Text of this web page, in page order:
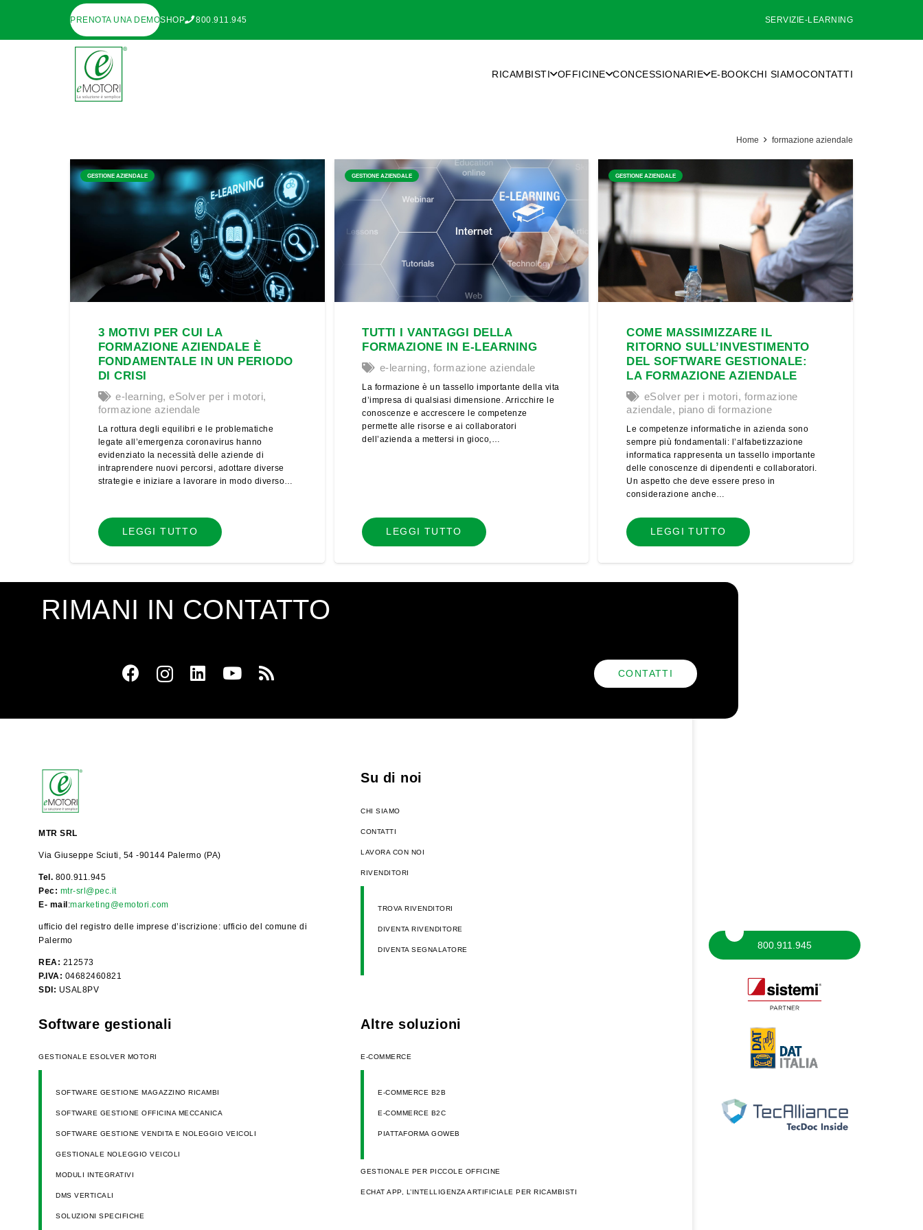
PRENOTA UNA DEMOSHOP 800.911.945 SERVIZI E-LEARNING
RICAMBISTI OFFICINE CONCESSIONARIE E-BOOKCHI SIAMOCONTATTI
Home formazione aziendale
GESTIONE AZIENDALE
3 MOTIVI PER CUI LA
FORMAZIONE AZIENDALE È
FONDAMENTALE IN UN PERIODO
DI CRISI
e-learning,eSolver per i motori,
formazione aziendale
La rottura degli equilibri e le problematiche
legate all’emergenza coronavirus hanno
evidenziato la necessità delle aziende di
intraprendere nuovi percorsi, adottare diverse
strategie e iniziare a lavorare in modo diverso…
LEGGI TUTTO
GESTIONE AZIENDALE
TUTTI I VANTAGGI DELLA
FORMAZIONE IN E-LEARNING
e-learning, formazione aziendale
La formazione è un tassello importante della vita
d’impresa di qualsiasi dimensione. Arricchire le
conoscenze e accrescere le competenze
permette alle risorse e ai collaboratori
dell’azienda a mettersi in gioco,…
LEGGI TUTTO
GESTIONE AZIENDALE
COME MASSIMIZZARE IL
RITORNO SULL’INVESTIMENTO
DEL SOFTWARE GESTIONALE:
LA FORMAZIONE AZIENDALE
eSolver per i motori, formazione
aziendale, piano di formazione
Le competenze informatiche in azienda sono
sempre più fondamentali: l’alfabetizzazione
informatica rappresenta un tassello importante
delle conoscenze di dipendenti e collaboratori.
Un aspetto che deve essere preso in
considerazione anche…
LEGGI TUTTO
RIMANI IN CONTATTO
CONTATTI
MTR SRL
Via Giuseppe Sciuti, 54 -90144 Palermo (PA)
Tel. 800.911.945
Pec: mtr-srl@pec.it
E- mail:marketing@emotori.com
ufficio del registro delle imprese d’iscrizione: ufficio del comune di
Palermo
REA: 212573
P.IVA: 04682460821
SDI: USAL8PV
Su di noi
CHI SIAMO
CONTATTI
LAVORA CON NOI
RIVENDITORI
TROVA RIVENDITORI
DIVENTA RIVENDITORE
DIVENTA SEGNALATORE
Software gestionali
GESTIONALE ESOLVER MOTORI
SOFTWARE GESTIONE MAGAZZINO RICAMBI
SOFTWARE GESTIONE OFFICINA MECCANICA
SOFTWARE GESTIONE VENDITA E NOLEGGIO VEICOLI
GESTIONALE NOLEGGIO VEICOLI
MODULI INTEGRATIVI
DMS VERTICALI
SOLUZIONI SPECIFICHE
Altre soluzioni
E-COMMERCE
E-COMMERCE B2B
E-COMMERCE B2C
PIATTAFORMA GOWEB
GESTIONALE PER PICCOLE OFFICINE
ECHAT APP, L’INTELLIGENZA ARTIFICIALE PER RICAMBISTI
800.911.945